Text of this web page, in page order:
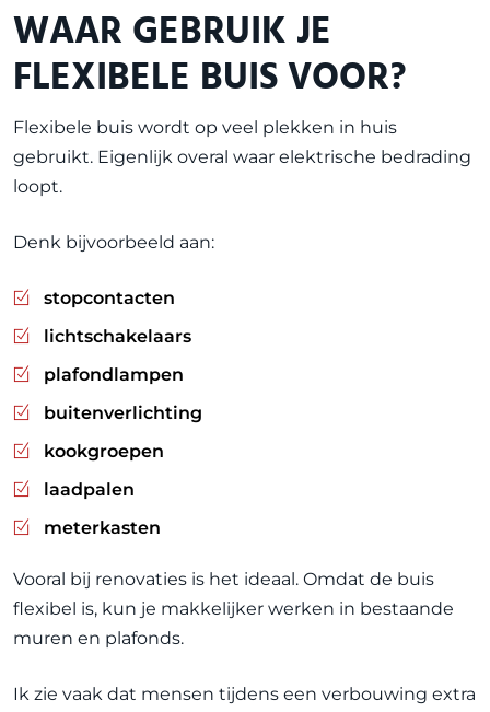
WAAR GEBRUIK JE
FLEXIBELE BUIS VOOR?
Flexibele buis wordt op veel plekken in huis
gebruikt. Eigenlijk overal waar elektrische bedrading
loopt.
Denk bijvoorbeeld aan:
stopcontacten
lichtschakelaars
plafondlampen
buitenverlichting
kookgroepen
laadpalen
meterkasten
Vooral bij renovaties is het ideaal. Omdat de buis
flexibel is, kun je makkelijker werken in bestaande
muren en plafonds.
Ik zie vaak dat mensen tijdens een verbouwing extra